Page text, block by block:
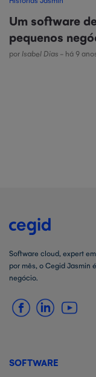
Um software
pequenos
por Isabel Dias - há 9
Software cloud, expert
por mês, o Cegid Jasmin
negócio.
SOFTWARE